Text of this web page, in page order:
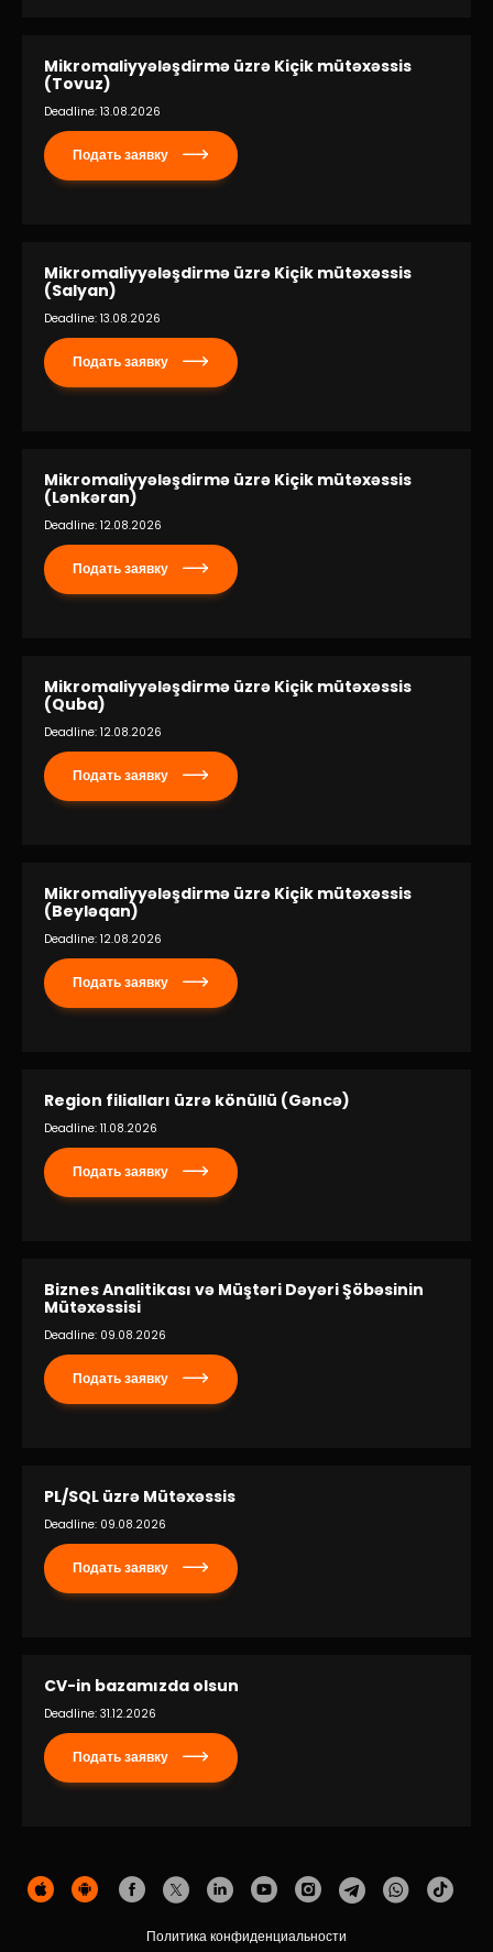
Mikromaliyyələşdirmə üzrə Kiçik mütəxəssis
(Tovuz)
Deadline: 13.08.2026
Подать заявку
Mikromaliyyələşdirmə üzrə Kiçik mütəxəssis
(Salyan)
Deadline: 13.08.2026
Подать заявку
Mikromaliyyələşdirmə üzrə Kiçik mütəxəssis
(Lənkəran)
Deadline: 12.08.2026
Подать заявку
Mikromaliyyələşdirmə üzrə Kiçik mütəxəssis
(Quba)
Deadline: 12.08.2026
Подать заявку
Mikromaliyyələşdirmə üzrə Kiçik mütəxəssis
(Beyləqan)
Deadline: 12.08.2026
Подать заявку
Region filialları üzrə könüllü (Gəncə)
Deadline: 11.08.2026
Подать заявку
Biznes Analitikası və Müştəri Dəyəri Şöbəsinin
Mütəxəssisi
Deadline: 09.08.2026
Подать заявку
PL/SQL üzrə Mütəxəssis
Deadline: 09.08.2026
Подать заявку
CV-in bazamızda olsun
Deadline: 31.12.2026
Подать заявку
Политика конфиденциальности